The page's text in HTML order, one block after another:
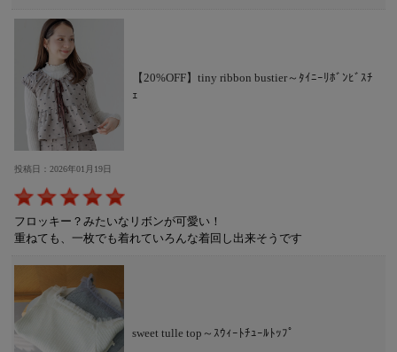
【20%OFF】tiny ribbon bustier～ﾀｲﾆｰﾘﾎﾞﾝﾋﾞｽﾁ
ｪ
投稿日：2026年01月19日
フロッキー？みたいなリボンが可愛い！
重ねても、一枚でも着れていろんな着回し出来そうです
sweet tulle top～ｽｳｨｰﾄﾁｭｰﾙﾄｯﾌﾟ